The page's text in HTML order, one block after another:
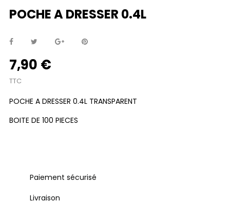
POCHE A DRESSER 0.4L
7,90 €
TTC
POCHE A DRESSER 0.4L TRANSPARENT
BOITE DE 100 PIECES
Paiement sécurisé
Livraison